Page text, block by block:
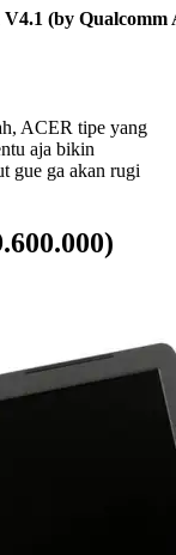
(by Qualcomm
ACER tipe yang
aja bikin
gue ga akan rugi